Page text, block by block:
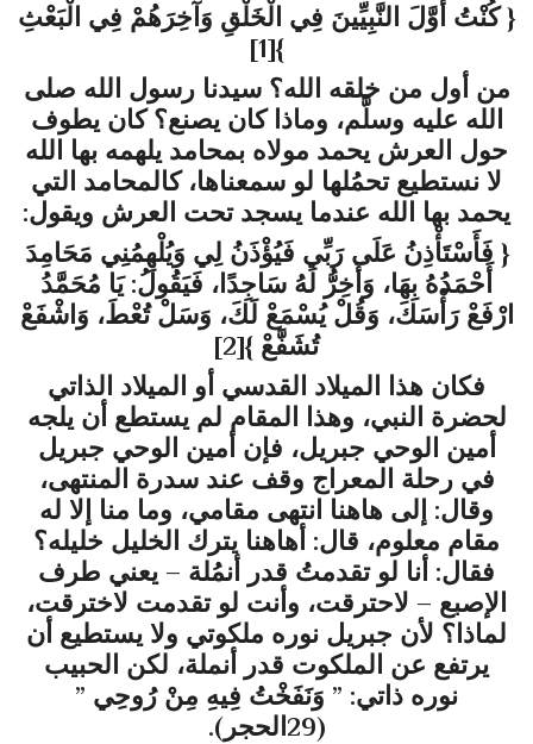
{ كُنْتُ أَوَّلَ النَّبِيِّينَ فِي الْخَلْقِ وَآخِرَهُمْ فِي الْبَعْثِ
}
[1]
من أول من خلقه الله؟ سيدنا رسول الله صلى
الله عليه وسلَّم، وماذا كان يصنع؟ كان يطوف
حول العرش يحمد مولاه بمحامد يلهمه بها الله
لا نستطيع تحمُلها لو سمعناها، كالمحامد التي
يحمد بها الله عندما يسجد تحت العرش ويقول:
{ فَأَسْتَأْذِنُ عَلَى رَبِّي فَيُؤْذَنُ لِي وَيُلْهِمُنِي مَحَامِدَ
أَحْمَدُهُ بِهَا، وَأَخِرُّ لَهُ سَاجِدًا، فَيَقُولُ: يَا مُحَمَّدُ
ارْفَعْ رَأْسَكَ، وَقُلْ يُسْمَعْ لَكَ، وَسَلْ تُعْطَ، وَاشْفَعْ
تُشَفَّعْ }[2]
فكان هذا الميلاد القدسي أو الميلاد الذاتي
لحضرة النبي، وهذا المقام لم يستطع أن يلجه
أمين الوحي جبريل، فإن أمين الوحي جبريل
في رحلة المعراج وقف عند سدرة المنتهى،
وقال: إلى هاهنا انتهى مقامي، وما منا إلا له
مقام معلوم، قال: أهاهنا يترك الخليل خليله؟
فقال: أنا لو تقدمتُ قدر أنمُلة – يعني طرف
الإصبع – لاحترقت، وأنت لو تقدمت لاخترقت،
لماذا؟ لأن جبريل نوره ملكوتي ولا يستطيع أن
يرتفع عن الملكوت قدر أنملة، لكن الحبيب
نوره ذاتي: ” وَنَفَخْتُ فِيهِ مِنْ رُوحِي ”
(29الحجر).